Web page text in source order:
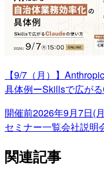
【9/7（月）】
具体例ーSkillsで広が
開催前2026年9月7日(
セミナー一覧会社説明
関連記事